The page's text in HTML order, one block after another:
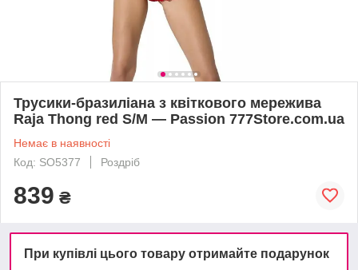
Трусики-бразиліана з квіткового мережива
Raja Thong red S/M — Passion 777Store.com.ua
Немає в наявності
Код: SO5377
Роздріб
839 ₴
При купівлі цього товару отримайте подарунок